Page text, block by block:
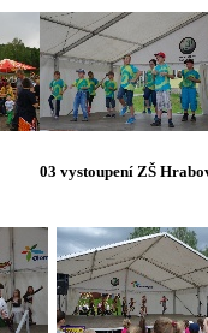
03 vystoupení ZŠ